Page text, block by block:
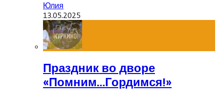
Юлия
13.05.2025
Праздник во дворе
«Помним…Гордимся!»